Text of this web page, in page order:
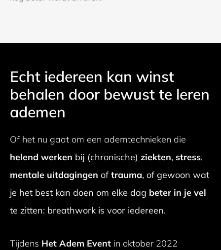
Echt iedereen kan winst
behalen door bewust te leren
ademen
Of het nu gaat om een ademtechnieken die
helend werken bij (chronische) ziekten, stress,
mentale uitdagingen oftrauma, of gewoon wat
je het best kan doen om elke dag beter in je vel
te zitten: breathwork is voor iedereen.
Tijdens Het Adem Event in oktober 2022